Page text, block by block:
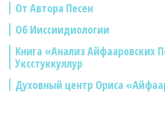
От Автора Песен
Об Ииссиидиологии
Книга «Анализ Айфааровских
Уксстуккуллур
Духовный центр Ориса